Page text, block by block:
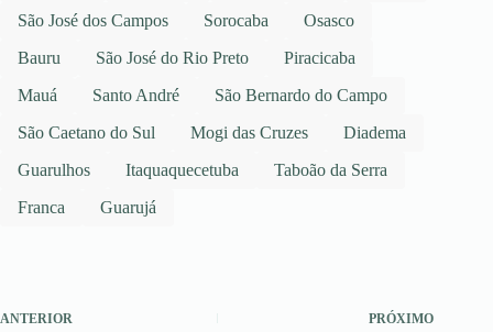
São José dos Campos
Sorocaba
Osasco
Bauru
São José do Rio Preto
Piracicaba
Mauá
Santo André
São Bernardo do Campo
São Caetano do Sul
Mogi das Cruzes
Diadema
Guarulhos
Itaquaquecetuba
Taboão da Serra
Franca
Guarujá
ANTERIOR PRÓXIMO